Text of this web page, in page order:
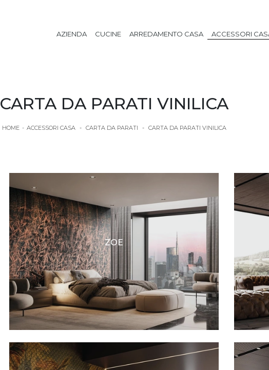
AZIENDA CUCINE ARREDAMENTO CASA ACCESSORI
CARTA DA PARATI VINILICA
HOME - ACCESSORI CASA - CARTA DA PARATI - CARTA DA PARATI VINILICA
ZOE